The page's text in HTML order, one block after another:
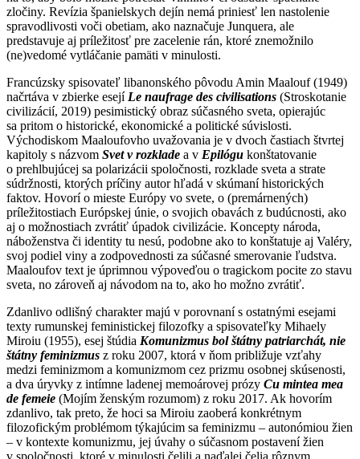
zločiny. Revízia španielskych dejín nemá priniesť len nastolenie
spravodlivosti voči obetiam, ako naznačuje Junquera, ale
predstavuje aj príležitosť pre zacelenie rán, ktoré znemožnilo
(ne)vedomé vytláčanie pamäti v minulosti.
Francúzsky spisovateľ libanonského pôvodu Amin Maalouf (1949)
načrtáva v zbierke esejí Le naufrage des civilisations (Stroskotanie
civilizácií, 2019) pesimistický obraz súčasného sveta, opierajúc
sa pritom o historické, ekonomické a politické súvislosti.
Východiskom Maaloufovho uvažovania je v dvoch častiach štvrtej
kapitoly s názvom Svet v rozklade a v Epilógu konštatovanie
o prehlbujúcej sa polarizácii spoločnosti, rozklade sveta a strate
súdržnosti, ktorých príčiny autor hľadá v skúmaní historických
faktov. Hovorí o mieste Európy vo svete, o (premárnených)
príležitostiach Európskej únie, o svojich obavách z budúcnosti, ako
aj o možnostiach zvrátiť úpadok civilizácie. Koncepty národa,
náboženstva či identity tu nesú, podobne ako to konštatuje aj Valéry,
svoj podiel viny a zodpovednosti za súčasné smerovanie ľudstva.
Maaloufov text je úprimnou výpoveďou o tragickom pocite zo stavu
sveta, no zároveň aj návodom na to, ako ho možno zvrátiť.
Zdanlivo odlišný charakter majú v porovnaní s ostatnými esejami
texty rumunskej feministickej filozofky a spisovateľky Mihaely
Miroiu (1955), esej štúdia Komunizmus bol štátny patriarchát, nie
štátny feminizmus z roku 2007, ktorá v ňom približuje vzťahy
medzi feminizmom a komunizmom cez prizmu osobnej skúsenosti,
a dva úryvky z intímne ladenej memoárovej prózy Cu mintea mea
de femeie (Mojím ženským rozumom) z roku 2017. Ak hovorím
zdanlivo, tak preto, že hoci sa Miroiu zaoberá konkrétnym
filozofickým problémom týkajúcim sa feminizmu – autonómiou žien
– v kontexte komunizmu, jej úvahy o súčasnom postavení žien
v spoločnosti, ktoré v minulosti čelili a naďalej čelia rôznym